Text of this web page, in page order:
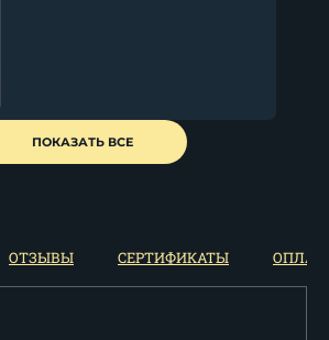
Тяпка 4 дамаск
цельнометаллическая венге
Тяпка 4 95Х18 береста
ПОКАЗАТЬ ВСЕ
ОТЗЫВЫ СЕРТИФИКАТЫ